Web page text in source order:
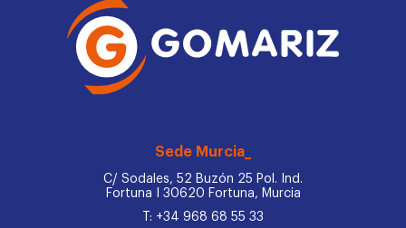
Sede Murcia_
C/ Sodales, 52 Buzón 25 Pol. Ind.
Fortuna I 30620 Fortuna, Murcia
T: +34 968 68 55 33